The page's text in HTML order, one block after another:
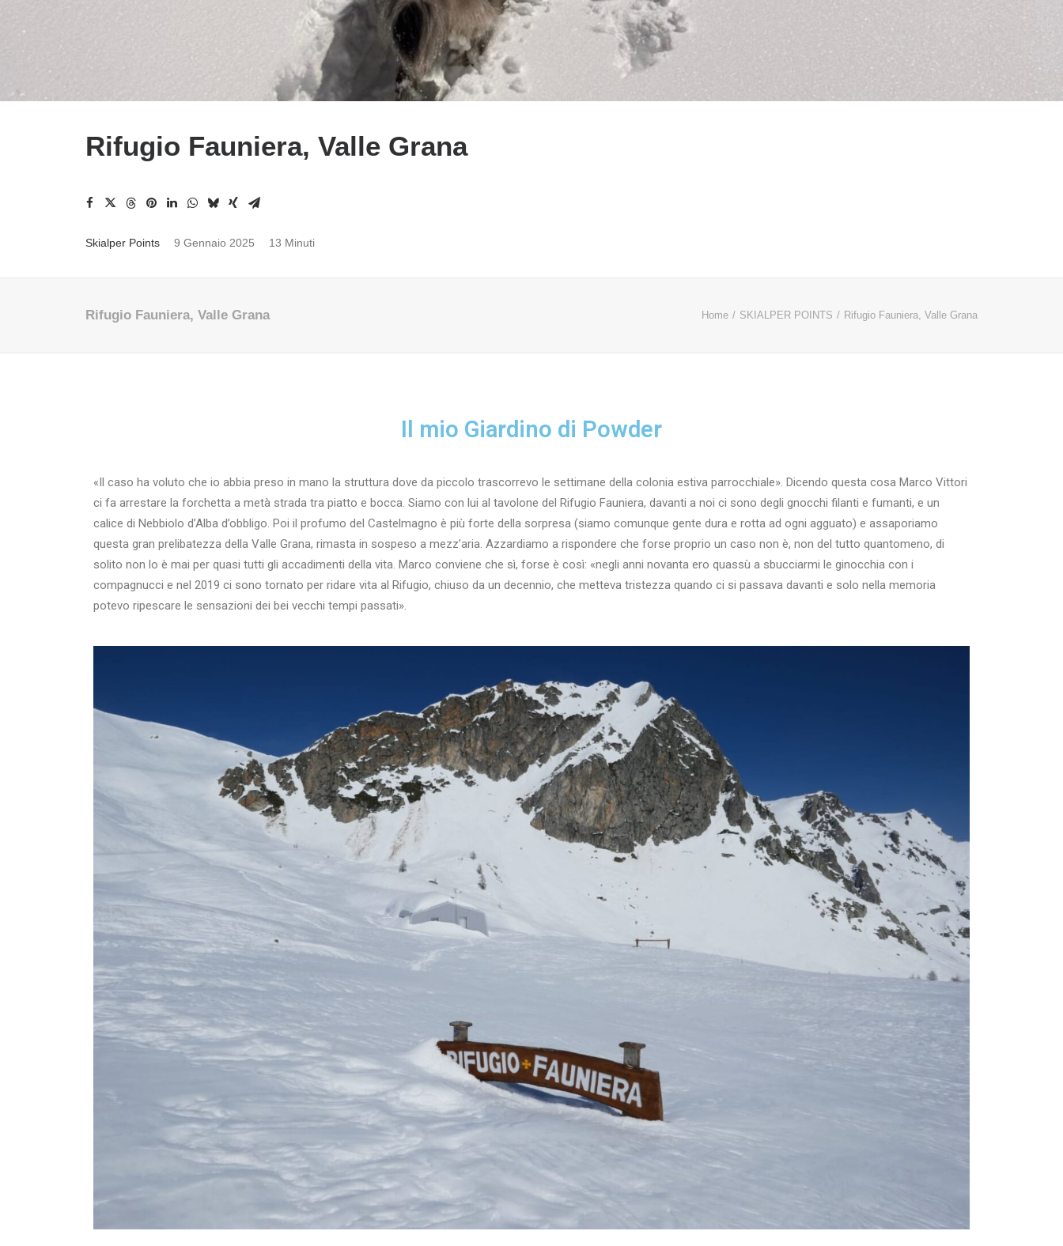
Rifugio Fauniera, Valle Grana
Skialper Points 9 Gennaio 2025 13 Minuti
Rifugio Fauniera, Valle Grana Home SKIALPER POINTS Rifugio Fauniera, Valle Grana
Il mio Giardino di Powder
«Il caso ha voluto che io abbia preso in mano la struttura dove da piccolo trascorrevo le settimane della colonia estiva parrocchiale». Dicendo questa cosa Marco Vittori
ci fa arrestare la forchetta a metà strada tra piatto e bocca. Siamo con lui al tavolone del Rifugio Fauniera, davanti a noi ci sono degli gnocchi filanti e fumanti, e un
calice di Nebbiolo d’Alba d’obbligo. Poi il profumo del Castelmagno è più forte della sorpresa (siamo comunque gente dura e rotta ad ogni agguato) e assaporiamo
questa gran prelibatezza della Valle Grana, rimasta in sospeso a mezz’aria. Azzardiamo a rispondere che forse proprio un caso non è, non del tutto quantomeno, di
solito non lo è mai per quasi tutti gli accadimenti della vita. Marco conviene che sì, forse è così: «negli anni novanta ero quassù a sbucciarmi le ginocchia con i
compagnucci e nel 2019 ci sono tornato per ridare vita al Rifugio, chiuso da un decennio, che metteva tristezza quando ci si passava davanti e solo nella memoria
potevo ripescare le sensazioni dei bei vecchi tempi passati».